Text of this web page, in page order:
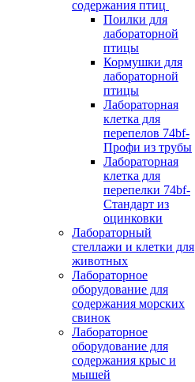
содержания птиц
Поилки для
лабораторной
птицы
Кормушки для
лабораторной
птицы
Лабораторная
клетка для
перепелов 74bf-
Профи из трубы
Лабораторная
клетка для
перепелки 74bf-
Стандарт из
оцинковки
Лабораторный
стеллажи и клетки для
животных
Лабораторное
оборудование для
содержания морских
свинок
Лабораторное
оборудование для
содержания крыс и
мышей